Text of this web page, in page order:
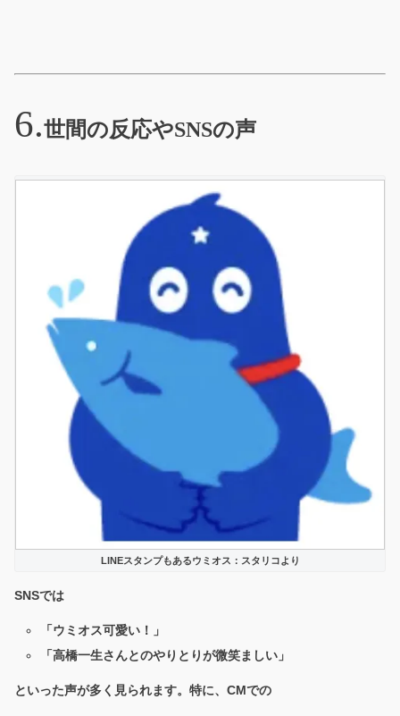
世間の反応やSNSの声
LINEスタンプもあるウミオス：スタリコより
SNSでは
「ウミオス可愛い！」
「高橋一生さんとのやりとりが微笑ましい」
といった声が多く見られます。特に、CMでの